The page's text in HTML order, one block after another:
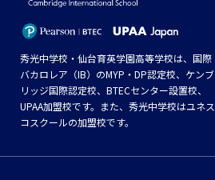
秀光中学校・仙台育英学園高等学校は、国際
バカロレア（IB）のMYP・DP認定校、ケンブ
リッジ国際認定校、BTECセンター設置校、
UPAA加盟校です。また、秀光中学校はユネス
コスクールの加盟校です。